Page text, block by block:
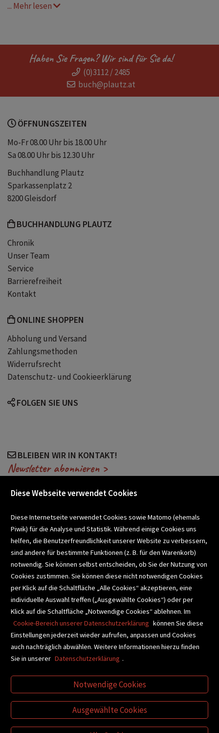
Frauen in der Politik
Online Frauenhass
Cybermobbing
Demokratieabbau
... Mehr lesen
Haben Sie Fragen? Wir sind für Sie da!
(0)3112 / 2485
buch@plautz.at
ÖFFNUNGSZEITEN
Mo-Fr 08.00 Uhr bis 18.00 Uhr
Sa 08.00 Uhr bis 12.30 Uhr
Buchhandlung Plautz
Sparkassenplatz 2
8200 Gleisdorf
BUCHHANDLUNG PLAUTZ
Chronik
Unser Team
Service
Barrierefreiheit
Kontakt
ONLINE SHOPPEN
Abholung und Versand
Zahlungsmethoden
Widerrufsrecht
Datenschutz- und Cookieerklärung
FOLGEN SIE UNS
BLEIBEN WIR IN KONTAKT!
Newsletter abonnieren >
SCHULBUCHSERVICE
BUCHEMPFEHLUNGEN
BIBLIOTHEKSSERVICE
VIDEO-TIPPS
VERTRAG WIDERRUFEN
Diese Webseite verwendet Cookies
Diese Internetseite verwendet Cookies sowie Matomo (ehemals
Piwik) für die Analyse und Statistik. Während einige Cookies uns
helfen, die Benutzerfreundlichkeit unserer Website zu verbessern,
sind andere für bestimmte Funktionen (z. B. für den Warenkorb)
notwendig. Sie können selbst entscheiden, ob Sie der Nutzung von
Cookies zustimmen. Sie können diese nicht notwendigen Cookies
per Klick auf die Schaltfläche „Alle Cookies“ akzeptieren, eine
individuelle Auswahl treffen („Ausgewählte Cookies“) oder per
Klick auf die Schaltfläche „Notwendige Cookies“ ablehnen. Im
Cookie-Bereich unserer Datenschutzerklärung können Sie diese
Einstellungen jederzeit wieder aufrufen, anpassen und Cookies
auch nachträglich abwählen. Weitere Informationen hierzu finden
Sie in unserer Datenschutzerklärung .
Notwendige Cookies
Ausgewählte Cookies